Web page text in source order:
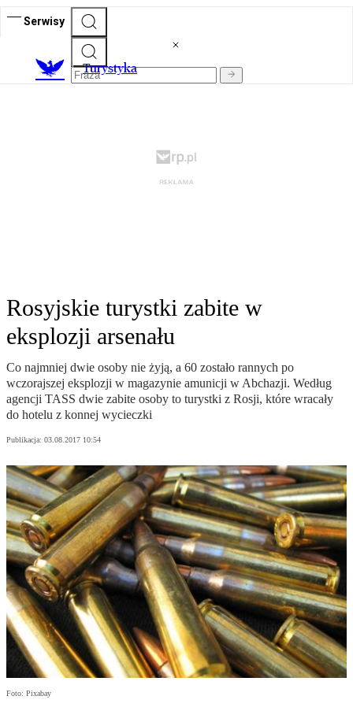
Serwisy
Turystyka
Rosyjskie turystki zabite w
eksplozji arsenału
Co najmniej dwie osoby nie żyją, a 60 zostało rannych po
wczorajszej eksplozji w magazynie amunicji w Abchazji. Według
agencji TASS dwie zabite osoby to turystki z Rosji, które wracały
do hotelu z konnej wycieczki
Publikacja: 03.08.2017 10:54
Foto: Pixabay